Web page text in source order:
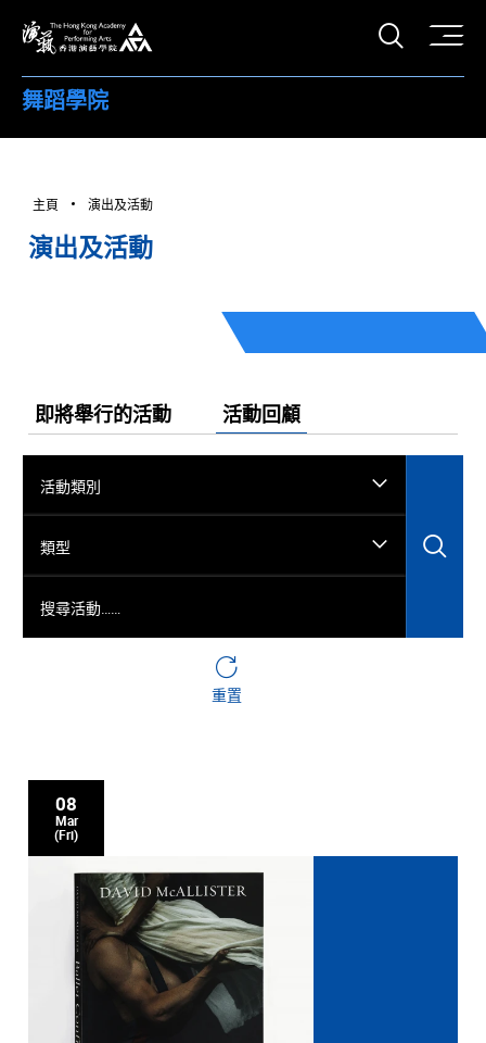
打開
舞蹈學院
主頁 演出及活動
演出及活動
即將舉行的活動 活動回顧
活動類別
類型
重置
08
Mar
(Fri)